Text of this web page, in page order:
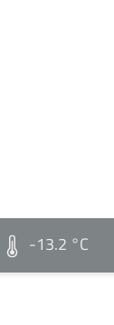
-13.2 °C